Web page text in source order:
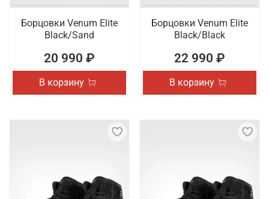
Борцовки Venum Elite
Black/Sand
20 990 ₽
В корзину
Борцовки Venum Elite
Black/Black
22 990 ₽
В корзину